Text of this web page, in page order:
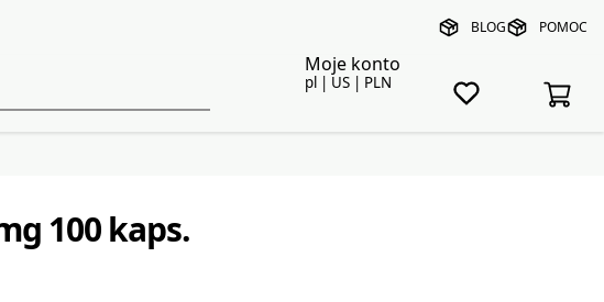
BLOG POMOC
Moje konto
pl | US | PLN
100 kaps.